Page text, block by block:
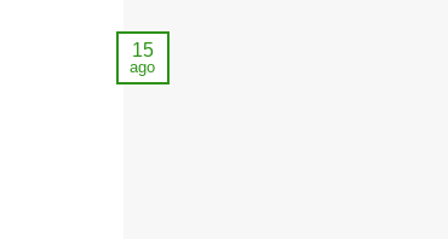
15
ago